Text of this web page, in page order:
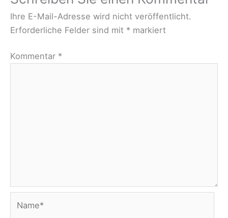
Ihre E-Mail-Adresse wird nicht veröffentlicht.
Erforderliche Felder sind mit * markiert
Kommentar *